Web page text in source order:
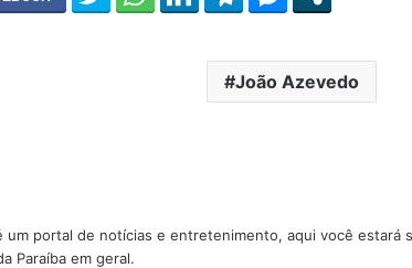
João Azevedo
um portal de notícias e entretenimento, aqui você estará
Paraíba em geral.